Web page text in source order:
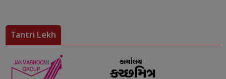
Tantri Lekh